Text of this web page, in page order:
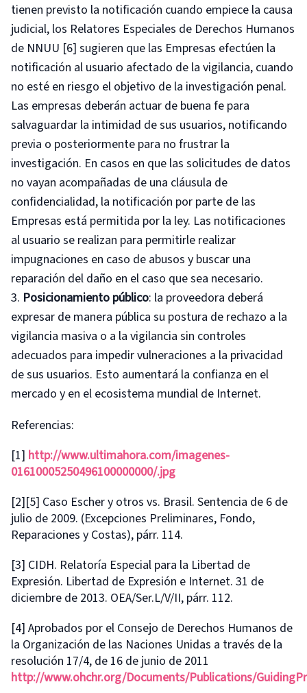
tienen previsto la notificación cuando empiece la causa
judicial, los Relatores Especiales de Derechos Humanos
de NNUU [6] sugieren que las Empresas efectúen la
notificación al usuario afectado de la vigilancia, cuando
no esté en riesgo el objetivo de la investigación penal.
Las empresas deberán actuar de buena fe para
salvaguardar la intimidad de sus usuarios, notificando
previa o posteriormente para no frustrar la
investigación. En casos en que las solicitudes de datos
no vayan acompañadas de una cláusula de
confidencialidad, la notificación por parte de las
Empresas está permitida por la ley. Las notificaciones
al usuario se realizan para permitirle realizar
impugnaciones en caso de abusos y buscar una
reparación del daño en el caso que sea necesario.
Posicionamiento público: la proveedora deberá
expresar de manera pública su postura de rechazo a la
vigilancia masiva o a la vigilancia sin controles
adecuados para impedir vulneraciones a la privacidad
de sus usuarios. Esto aumentará la confianza en el
mercado y en el ecosistema mundial de Internet.
Referencias:
[1] http://www.ultimahora.com/imagenes-
01610005250496100000000/.jpg
[2][5] Caso Escher y otros vs. Brasil. Sentencia de 6 de
julio de 2009. (Excepciones Preliminares, Fondo,
Reparaciones y Costas), párr. 114.
[3] CIDH. Relatoría Especial para la Libertad de
Expresión. Libertad de Expresión e Internet. 31 de
diciembre de 2013. OEA/Ser.L/V/II, párr. 112.
[4] Aprobados por el Consejo de Derechos Humanos de
la Organización de las Naciones Unidas a través de la
resolución 17/4, de 16 de junio de 2011
http://www.ohchr.org/Documents/Publications/